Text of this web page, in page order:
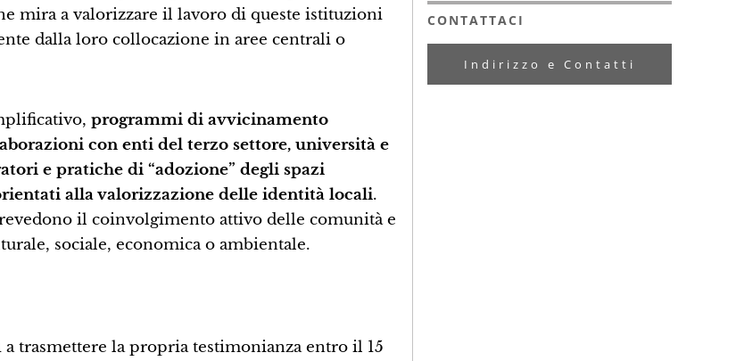
mira a valorizzare il lavoro di queste istituzioni
dalla loro collocazione in aree centrali o
programmi di avvicinamento
con enti del terzo settore, università e
e pratiche di “adozione” degli spazi
alla valorizzazione delle identità locali.
il coinvolgimento attivo delle comunità e
sociale, economica o ambientale.
trasmettere la propria testimonianza entro il 15
CONTATTACI
Indirizzo e Contatti